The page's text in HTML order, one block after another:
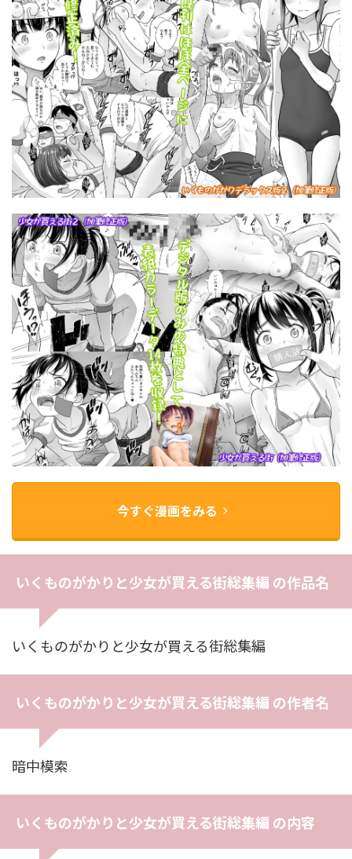
今すぐ漫画をみる
いくものがかりと少女が買える街総集編 の作品名
いくものがかりと少女が買える街総集編
いくものがかりと少女が買える街総集編 の作者名
暗中模索
いくものがかりと少女が買える街総集編 の内容